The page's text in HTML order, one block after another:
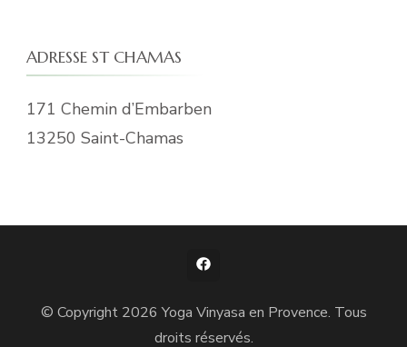
ADRESSE ST CHAMAS
171 Chemin d’Embarben
13250 Saint-Chamas
© Copyright 2026Yoga Vinyasa en Provence. Tous
droits réservés.